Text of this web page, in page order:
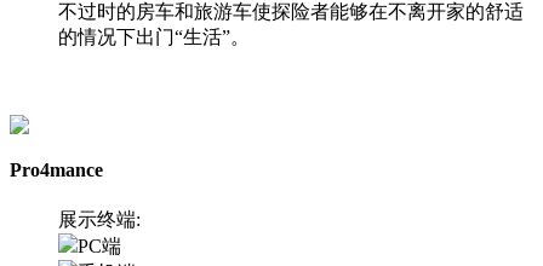
不过时的房车和旅游车使探险者能够在不离开家的舒适
的情况下出门“生活”。
Pro4mance
展示终端:
PC端